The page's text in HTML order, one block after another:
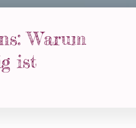
Warum
ist